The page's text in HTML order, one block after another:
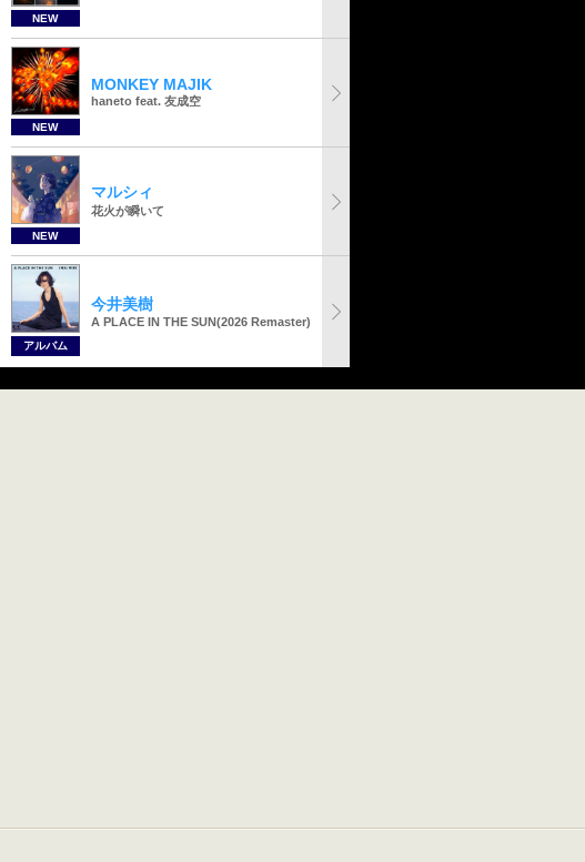
NEW
NEW
MONKEY MAJIK
haneto feat. 友成空
NEW
マルシィ
花火が瞬いて
アルバム
今井美樹
A PLACE IN THE SUN(2026 Remaster)